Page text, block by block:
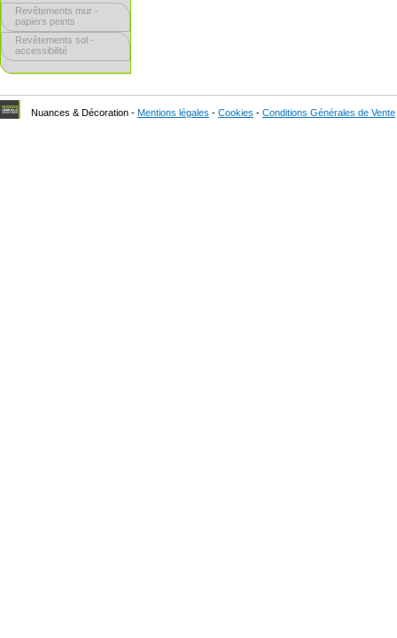
TO
EXPAND
CLICK
EXPAND
SUBMENU.
Revêtements mur -
papiers peints
Revêtements sol -
accessibilité
Nuances & Décoration - Mentions légales - Cookies - Conditions Générales de Vente